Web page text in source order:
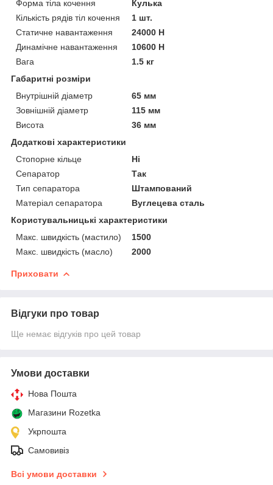
Форма тіла кочення
Кулька
Кількість рядів тіл кочення
1 шт.
Статичне навантаження
24000 Н
Динамічне навантаження
10600 Н
Вага
1.5 кг
Габаритні розміри
Внутрішній діаметр
65 мм
Зовнішній діаметр
115 мм
Висота
36 мм
Додаткові характеристики
Стопорне кільце
Ні
Сепаратор
Так
Тип сепаратора
Штампований
Матеріал сепаратора
Вуглецева сталь
Користувальницькі характеристики
Макс. швидкість (мастило)
1500
Макс. швидкість (масло)
2000
Приховати
Відгуки про товар
Ще немає відгуків про цей товар
Умови доставки
Нова Пошта
Магазини Rozetka
Укрпошта
Самовивіз
Всі умови доставки